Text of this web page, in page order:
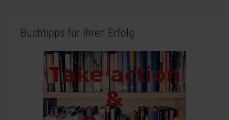
Buchtipps für Ihren Erfolg